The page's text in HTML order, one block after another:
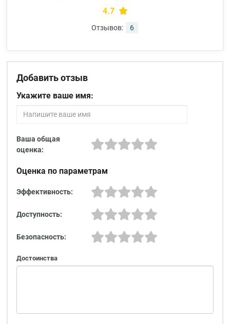
4.7
Отзывов: 6
Добавить отзыв
Укажите ваше имя:
Ваша общая
оценка:
Оценка по параметрам
Эффективность:
Доступность:
Безопасность:
Достоинства